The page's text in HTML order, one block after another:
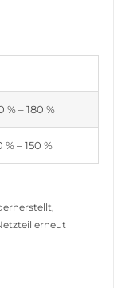
– 180 %
– 150 %
erneut